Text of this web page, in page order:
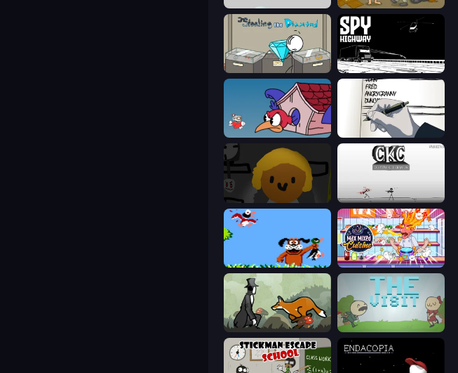
Hobo
Stealing the Diamond Spy Highway
Cuphead Death Note Type
Creative Kill Chamber
Duck Hunt Max Mixed Cuisine
The Illusionist's Dream The Visit